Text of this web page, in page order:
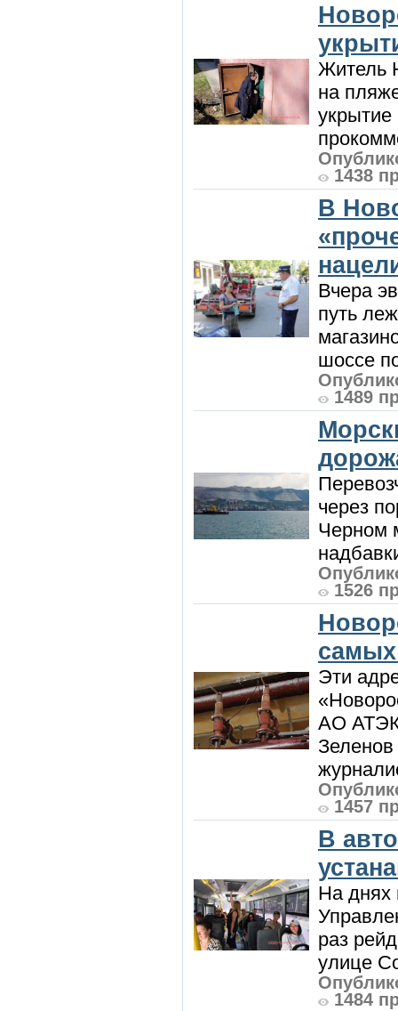
Житель
на
1438
В
Вчера
путь
шоссе
1489
через
Черном
1526
Эти
АО АТЭК
Зеленов
1457
В
На днях
раз
улице
1484